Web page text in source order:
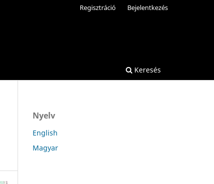
Keresés
Regisztráció Bejelentkezés
Nyelv
English
Magyar